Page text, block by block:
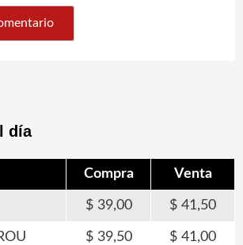
día
Compra Venta
39,00 41,50
39,50 41,00